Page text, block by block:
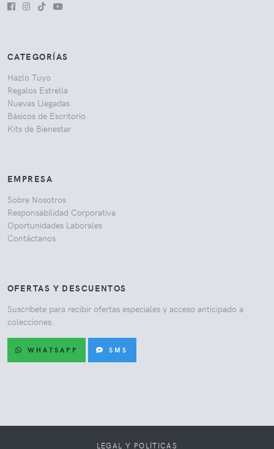
CATEGORÍAS
Hazlo Tuyo
Regalos Estrella
Nuevas Llegadas
Básicos de Escritorio
Kits de Bienestar
EMPRESA
Sobre Nosotros
Responsabilidad Corporativa
Oportunidades Laborales
Contáctanos
OFERTAS Y DESCUENTOS
Suscríbete para recibir ofertas especiales y acceso anticipado a
colecciones.
WHATSAPP SMS
LEGAL Y POLÍTICAS